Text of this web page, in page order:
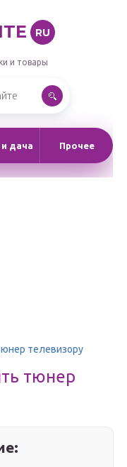
RU
и товары
дача Прочее
телевизору
тюнер